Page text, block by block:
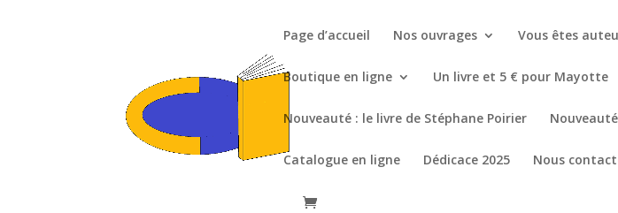
Page d’accueil Nos ouvrages Vous êtes
Boutique en ligne Un livre et 5 € pour Mayotte
Nouveauté : le livre de Stéphane Poirier
Catalogue en ligne Dédicace 2025 Nous